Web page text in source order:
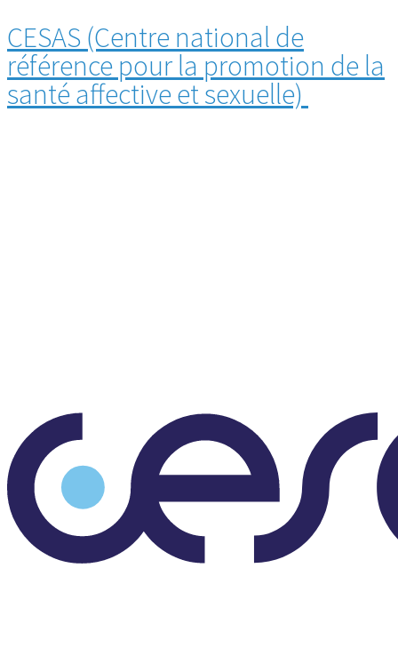
CESAS (Centre national de
référence pour la promotion de la
santé affective et sexuelle)